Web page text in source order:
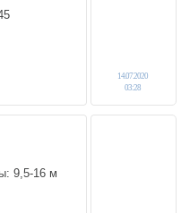
14.07.2020
03:28
9,5-16 м